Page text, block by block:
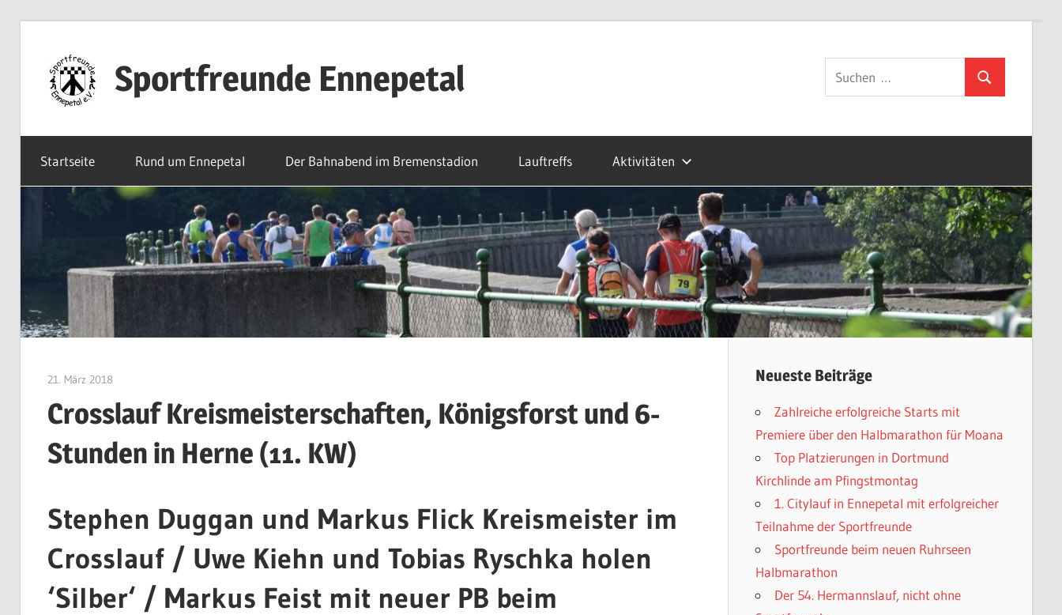
springen
Sportfreunde Ennepetal
bei
den
Sportfreunden
Ennepetal
Suchen
nach:
Suchen
Startseite Rund um Ennepetal Der Bahnabend im Bremenstadion Lauftreffs Aktivitäten
21. März 2018Patrick Jeschak
Crosslauf Kreismeisterschaften, Königsforst und 6-
Stunden in Herne (11. KW)
Stephen Duggan und Markus Flick Kreismeister im
Crosslauf / Uwe Kiehn und Tobias Ryschka holen
‘Silber‘ / Markus Feist mit neuer PB beim
Neueste Beiträge
Zahlreiche erfolgreiche Starts mit
Premiere über den Halbmarathon für Moana
Top Platzierungen in Dortmund
Kirchlinde am Pfingstmontag
1. Citylauf in Ennepetal mit erfolgreicher
Teilnahme der Sportfreunde
Sportfreunde beim neuen Ruhrseen
Halbmarathon
Der 54. Hermannslauf, nicht ohne